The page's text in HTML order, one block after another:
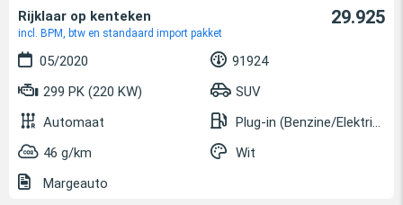
Rijklaar op kenteken
incl. BPM, btw en standaard import pakket
29.925
05/2020
91924
299 PK (220 KW)
SUV
Automaat
Plug-in (Benzine/Elektrisch)
46 g/km
Wit
Margeauto